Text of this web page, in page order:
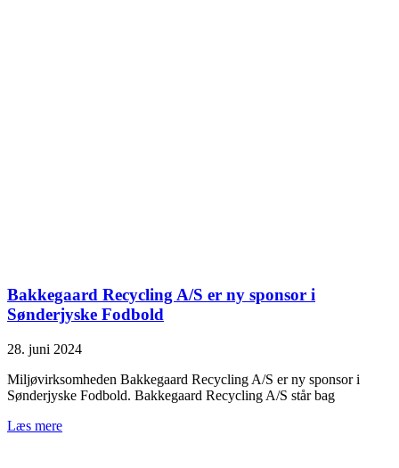
Bakkegaard Recycling A/S er ny sponsor i
Sønderjyske Fodbold
28. juni 2024
Miljøvirksomheden Bakkegaard Recycling A/S er ny sponsor i
Sønderjyske Fodbold. Bakkegaard Recycling A/S står bag
Læs mere